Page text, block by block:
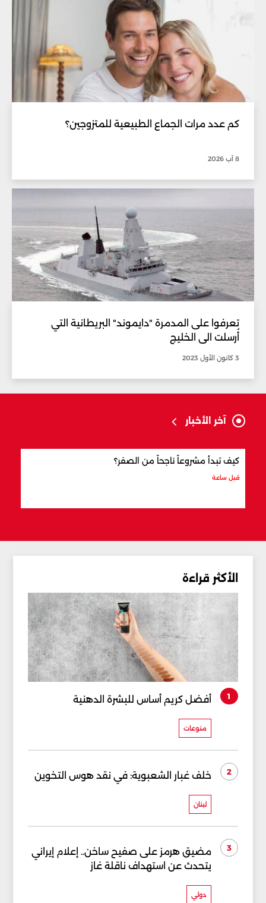
كم عدد مرات الجماع الطبيعية للمتزوجين؟
8 آب 2026
تعرفوا على المدمرة "دايموند" البريطانية التي
أُرسلت الى الخليج
3 كانون الأول 2023
آخر الأخبار
كيف تبدأ مشروعاً ناجحاً من الصفر؟
قبل ساعة
الأكثر قراءة
1 أفضل كريم أساس للبشرة الدهنية
منوعات
2 خلف غبار الشعبوية: في نقد هوس التخوين
لبنان
3
مضيق هرمز على صفيح ساخن.. إعلام إيراني
يتحدث عن استهداف ناقلة غاز
دولي